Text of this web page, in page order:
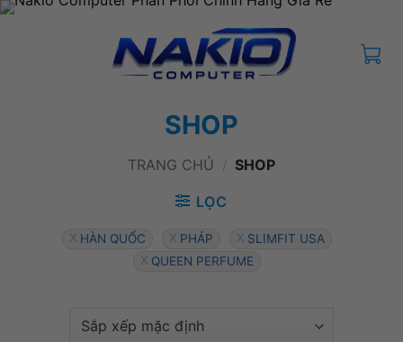
Bỏ
SHOP
TRANG CHỦ / SHOP
LỌC
HÀN QUỐC PHÁP
SLIMFIT USA
QUEEN PERFUME